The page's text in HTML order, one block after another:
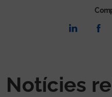
Notícies